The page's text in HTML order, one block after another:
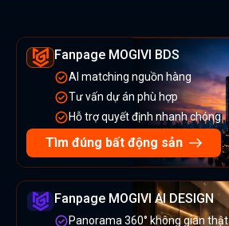
Fanpage MOGIVI BDS
AI matching nguồn hàng
Tư vấn dự án phù hợp
Hỗ trợ quyết định nhanh chóng
Tìm đúng bất động sản
Fanpage MOGIVI AI DESIGN
Panorama 360° không gian thật